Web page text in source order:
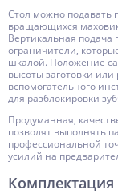
Стол можно подавать
вращающихся
Вертикальная подача
ограничители,
шкалой. Положение
высоты заготовки
вспомогательного
для разблокировки
Продуманная,
позволят выполнять
профессиональной
усилий на
Комплектация